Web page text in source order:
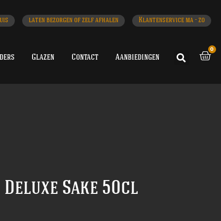
laten bezorgen of zelf afhalen Klantenservice ma - zo
Glazen Contact Aanbiedingen
0
Sake 50cl